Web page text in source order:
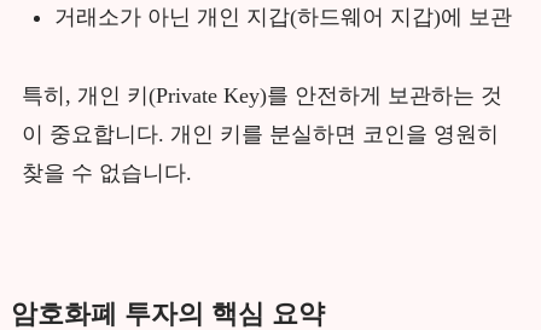
거래소가 아닌 개인 지갑(하드웨어 지갑)에 보관
특히, 개인 키(Private Key)를 안전하게 보관하는 것
이 중요합니다. 개인 키를 분실하면 코인을 영원히
찾을 수 없습니다.
암호화폐 투자의 핵심 요약